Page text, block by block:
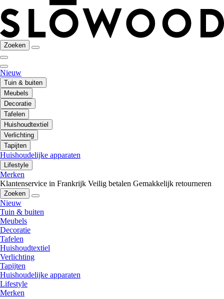
Zoeken
Nieuw
Tuin & buiten
Meubels
Decoratie
Tafelen
Huishoudtextiel
Verlichting
Tapijten
Huishoudelijke apparaten
Lifestyle
Merken
Klantenservice in Frankrijk Veilig betalen Gemakkelijk retourneren
Zoeken
Nieuw
Tuin & buiten
Meubels
Decoratie
Tafelen
Huishoudtextiel
Verlichting
Tapijten
Huishoudelijke apparaten
Lifestyle
Merken